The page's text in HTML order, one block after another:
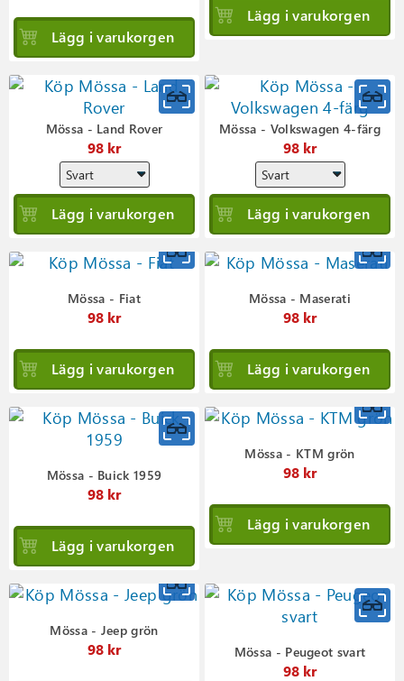
Lägg i varukorgen
Lägg i varukorgen
Mössa - Land Rover
98 kr
Lägg i varukorgen
Mössa - Volkswagen 4-färg
98 kr
Lägg i varukorgen
Mössa - Fiat
98 kr
Lägg i varukorgen
Mössa - Maserati
98 kr
Lägg i varukorgen
Mössa - Buick 1959
98 kr
Lägg i varukorgen
Mössa - KTM grön
98 kr
Lägg i varukorgen
Mössa - Jeep grön
98 kr Mössa - Peugeot svart
98 kr